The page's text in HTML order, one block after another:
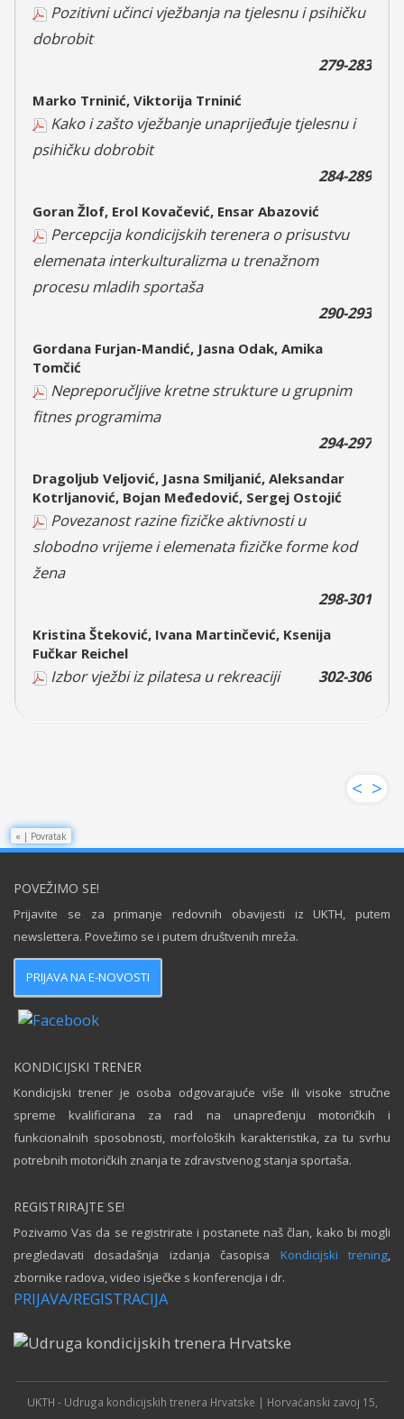
Pozitivni učinci vježbanja na tjelesnu i psihičku
dobrobit
279-283
Marko Trninić, Viktorija Trninić
Kako i zašto vježbanje unaprijeđuje tjelesnu i
psihičku dobrobit
284-289
Goran Žlof, Erol Kovačević, Ensar Abazović
Percepcija kondicijskih terenera o prisustvu
elemenata interkulturalizma u trenažnom
procesu mladih sportaša
290-293
Gordana Furjan-Mandić, Jasna Odak, Amika
Tomčić
Nepreporučljive kretne strukture u grupnim
fitnes programima
294-297
Dragoljub Veljović, Jasna Smiljanić, Aleksandar
Kotrljanović, Bojan Međedović, Sergej Ostojić
Povezanost razine fizičke aktivnosti u
slobodno vrijeme i elemenata fizičke forme kod
žena
298-301
Kristina Šteković, Ivana Martinčević, Ksenija
Fučkar Reichel
Izbor vježbi iz pilatesa u rekreaciji 302-306
< >
« | Povratak
POVEŽIMO SE!
Prijavite se za primanje redovnih obavijesti iz UKTH, putem
newslettera. Povežimo se i putem društvenih mreža.
PRIJAVA NA E-NOVOSTI
KONDICIJSKI TRENER
Kondicijski trener je osoba odgovarajuće više ili visoke stručne
spreme kvalificirana za rad na unapređenju motoričkih i
funkcionalnih sposobnosti, morfoloških karakteristika, za tu svrhu
potrebnih motoričkih znanja te zdravstvenog stanja sportaša.
REGISTRIRAJTE SE!
Pozivamo Vas da se registrirate i postanete naš član, kako bi mogli
pregledavati dosadašnja izdanja časopisa Kondicijski trening,
zbornike radova, video isječke s konferencija i dr.
PRIJAVA/REGISTRACIJA
UKTH - Udruga kondicijskih trenera Hrvatske | Horvaćanski zavoj 15,